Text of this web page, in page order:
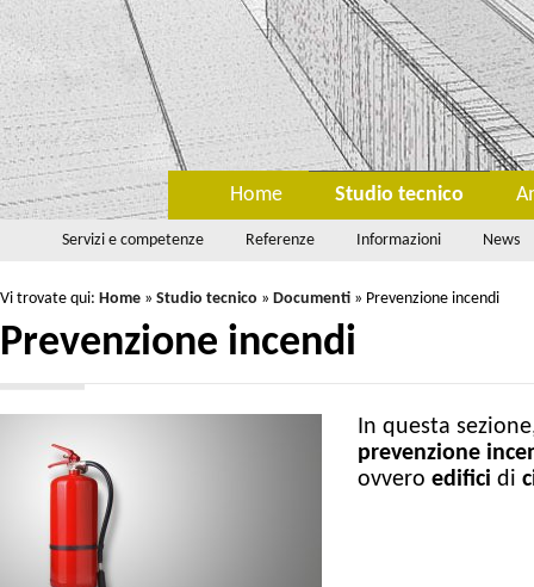
Home Studio tecnico
Servizi e competenze Referenze Informazioni News
Vi trovate qui: Home » Studio tecnico » Documenti » Prevenzione incendi
Prevenzione incendi
In questa
prevenzione
ovvero edifici di